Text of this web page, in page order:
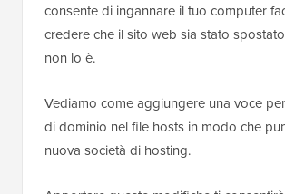
consente di ingannare il tuo computer
credere che il sito web sia stato
non lo è.
Vediamo come aggiungere una voce
di dominio nel file hosts in modo che
nuova società di hosting.